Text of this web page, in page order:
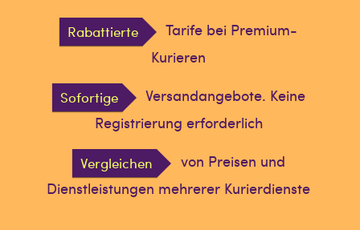
Rabattierte
Tarife bei Premium-
Kurieren
Sofortige
Versandangebote. Keine
Registrierung erforderlich
Vergleichen
von Preisen und
Dienstleistungen mehrerer Kurierdienste